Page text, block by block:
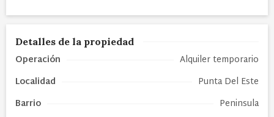
Detalles de la propiedad
Operación
Alquiler temporario
Localidad
Punta Del Este
Barrio
Peninsula